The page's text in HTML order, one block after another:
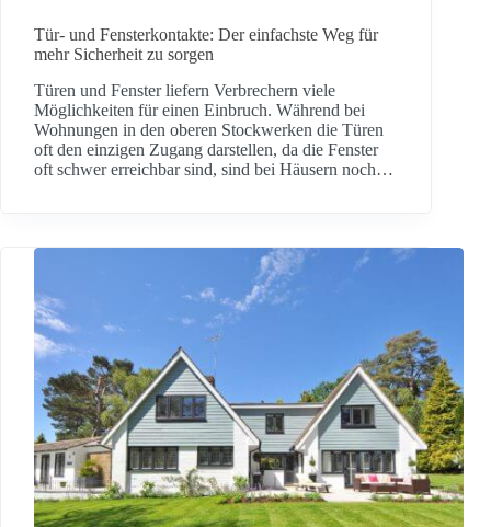
Tür- und Fensterkontakte: Der einfachste Weg für
mehr Sicherheit zu sorgen
Türen und Fenster liefern Verbrechern viele
Möglichkeiten für einen Einbruch. Während bei
Wohnungen in den oberen Stockwerken die Türen
oft den einzigen Zugang darstellen, da die Fenster
oft schwer erreichbar sind, sind bei Häusern noch…